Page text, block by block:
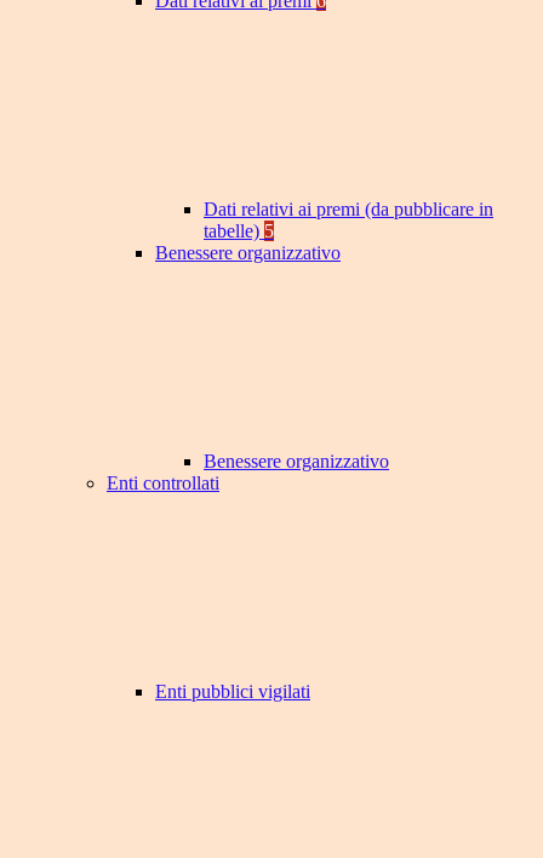
Dati relativi ai premi (da pubblicare in
tabelle) 5
Benessere organizzativo
Benessere organizzativo
Enti controllati
Enti pubblici vigilati